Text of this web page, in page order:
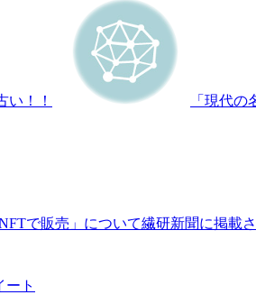
い！！ 「現代
で販売」について繊研新聞に掲載
ート